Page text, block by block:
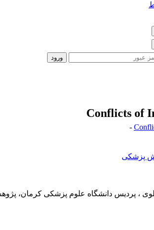
Conflicts of
پزشکی
، پردیس دانشگاه علوم پزشکی کرمان،